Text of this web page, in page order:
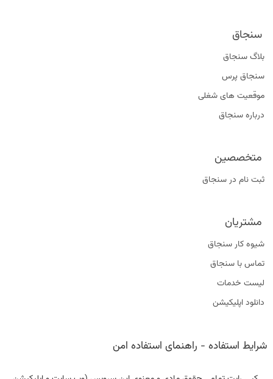
سنجاق
بلاگ سنجاق
سنجاق پرس
موقعیت‌ های شغلی
درباره سنجاق
متخصصین
ثبت نام در سنجاق
مشتریان
شیوه کار سنجاق
تماس با سنجاق
لیست خدمات
دانلود اپلیکیشن
شرایط استفاده - راهنمای استفاده امن